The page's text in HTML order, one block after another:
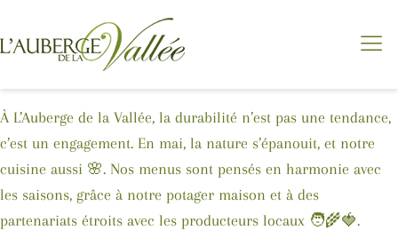
À L’Auberge de la Vallée, la durabilité n’est pas une tendance,
c’est un engagement. En mai, la nature s’épanouit, et notre
cuisine aussi 🌸. Nos menus sont pensés en harmonie avec
les saisons, grâce à notre potager maison et à des
partenariats étroits avec les producteurs locaux 🧑‍🌾🍓.